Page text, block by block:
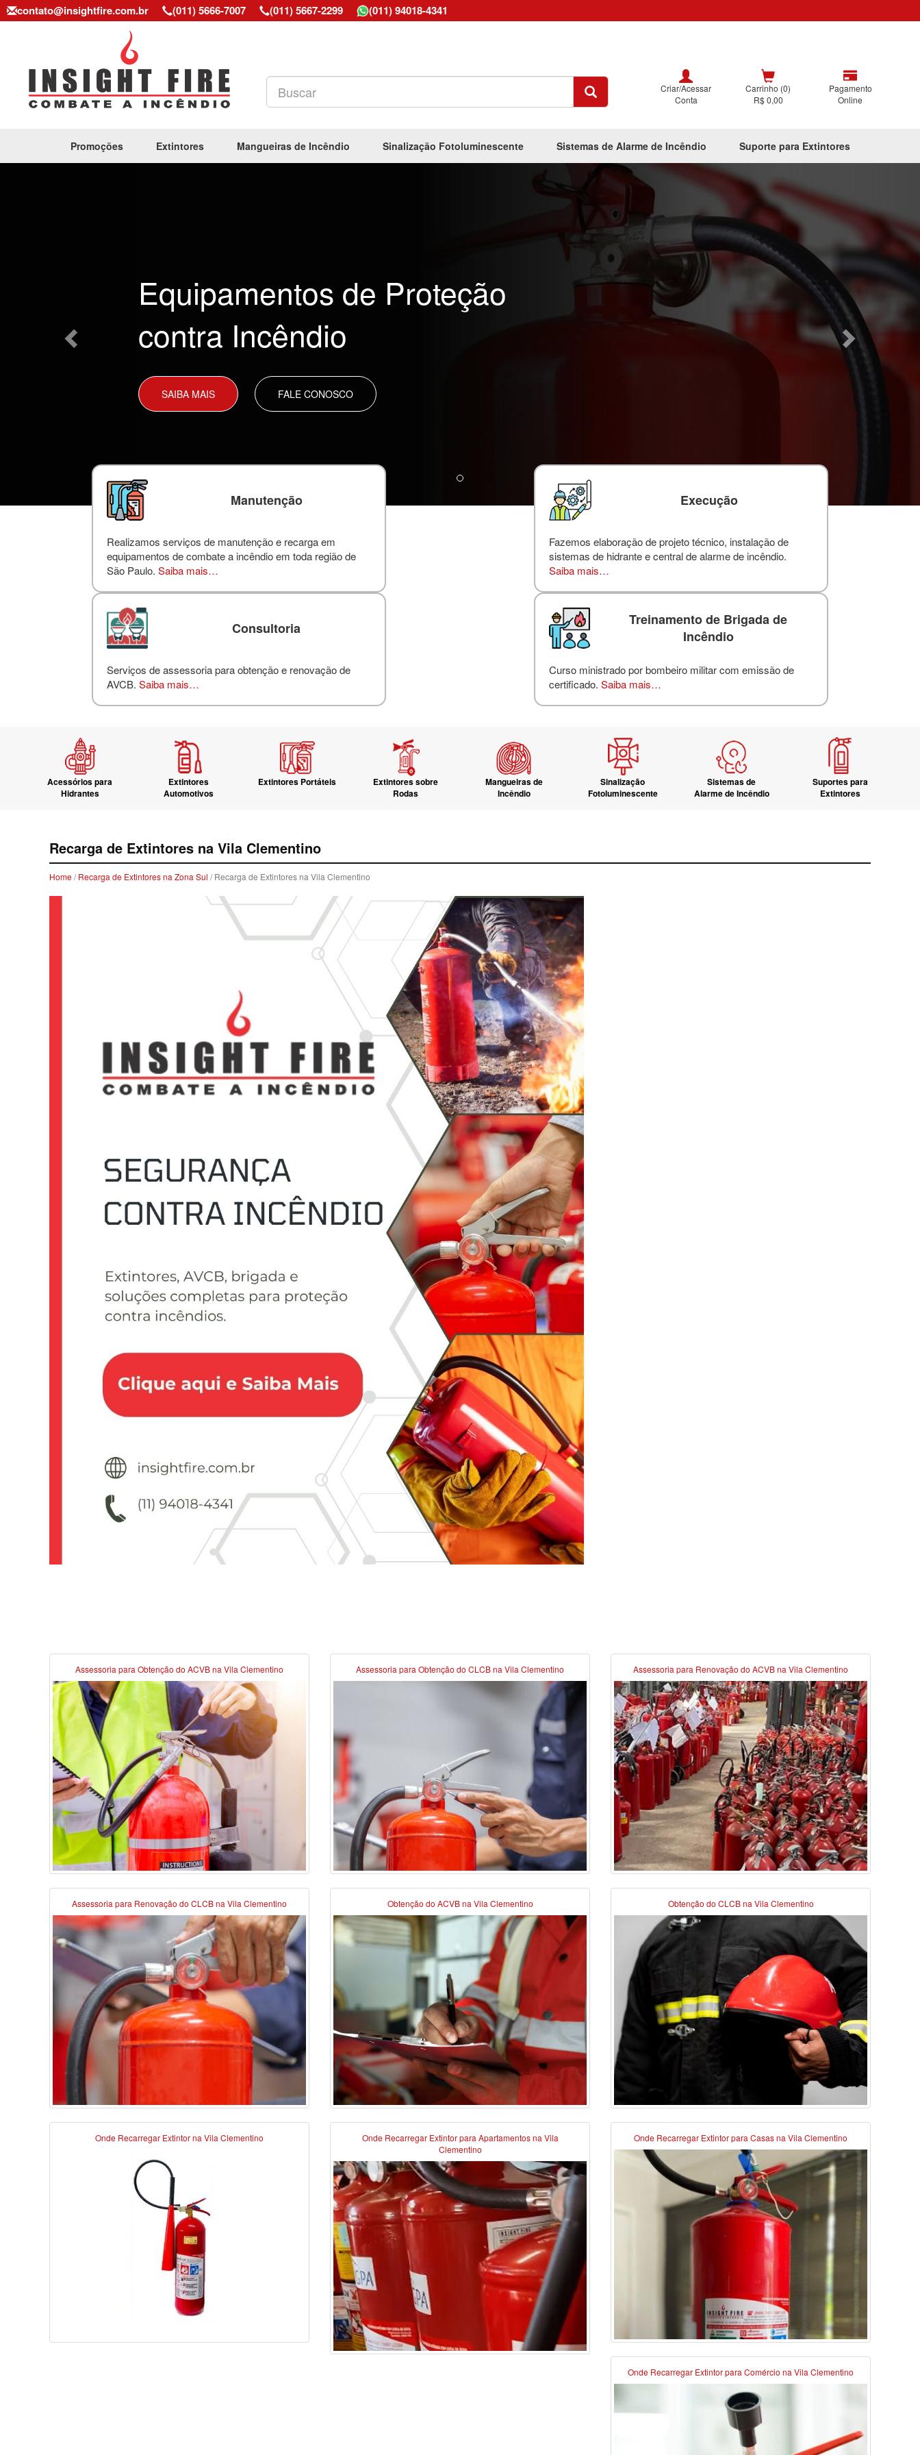
contato@insightfire.com.br (011) 5666-7007 (011) 5667-2299 (011) 94018-4341
Criar/Acessar
Conta
Carrinho (0)
R$ 0,00
Pagamento
Online
Promoções Extintores Mangueiras de Incêndio Sinalização Fotoluminescente Sistemas de Alarme de Incêndio Suporte para Extintores
Equipamentos de Proteção
contra Incêndio
SAIBA MAIS FALE CONOSCO
Manutenção
Realizamos serviços de manutenção e recarga em
equipamentos de combate a incêndio em toda região de
São Paulo.Saiba mais…
Execução
Fazemos elaboração de projeto técnico, instalação de
sistemas de hidrante e central de alarme de incêndio.
Saiba mais…
Consultoria
Serviços de assessoria para obtenção e renovação de
AVCB.Saiba mais…
Treinamento de Brigada de
Incêndio
Curso ministrado por bombeiro militar com emissão de
certificado. Saiba mais…
Acessórios para
Hidrantes
Extintores
Automotivos
Extintores Portáteis
Extintores sobre
Rodas
Mangueiras de
Incêndio
Sinalização
Fotoluminescente
Sistemas de
Alarme de Incêndio
Suportes para
Extintores
Recarga de Extintores na Vila Clementino
Home/Recarga de Extintores na Zona Sul / Recarga de Extintores na Vila Clementino
Assessoria para Obtenção do ACVB na Vila Clementino Assessoria para Obtenção do CLCB na Vila Clementino Assessoria para Renovação do ACVB na Vila Clementino
Assessoria para Renovação do CLCB na Vila Clementino Obtenção do ACVB na Vila Clementino Obtenção do CLCB na Vila Clementino
Onde Recarregar Extintor na Vila Clementino
Onde Recarregar Extintor para Apartamentos na Vila
Clementino
Onde Recarregar Extintor para Casas na Vila Clementino
Onde Recarregar Extintor para Comércio na Vila Clementino